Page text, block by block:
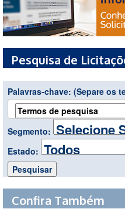
Pesquisa de
Palavras-chave: (Separe os
Segmento:
Estado:
Confira Também